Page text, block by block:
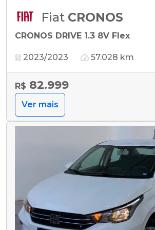
Fiat CRONOS
CRONOS DRIVE 1.3 8V Flex
2023/2023 57.028 km
R$ 82.999
Ver mais